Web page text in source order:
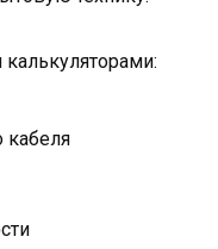
кабеля